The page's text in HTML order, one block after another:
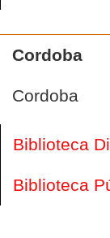
Cordoba
Cordoba
Biblioteca
Biblioteca